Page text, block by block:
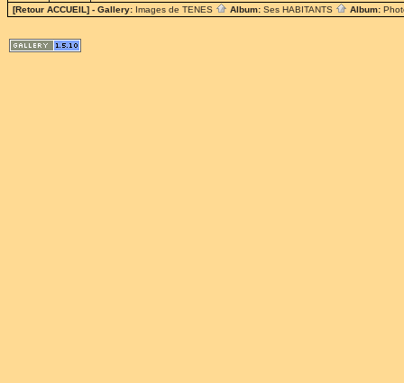
[Retour ACCUEIL] - Gallery: Images de TENES Album: Ses HABITANTS Album: